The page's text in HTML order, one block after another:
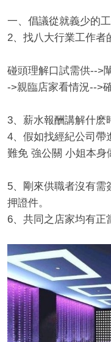
一、倡議從就義少的工
2、找八大行業工作者
碰頭理解口試需供-->
->親臨店家看情況-->
3、薪水報酬講解什麽
4、假如找經紀公司帶
難免 強公關 小姐本身
5、剛來供職者沒有需
押證件。
6、共同之店家均有正